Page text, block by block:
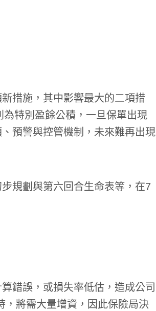
措施，其中影響最大的二項措
特別盈餘公積，一旦保單出現
預警與控管機制，未來難再出現
規劃與第六回合生命表等，在7
錯誤，或損失率低估，造成公司
，將需大量增資，因此保險局決